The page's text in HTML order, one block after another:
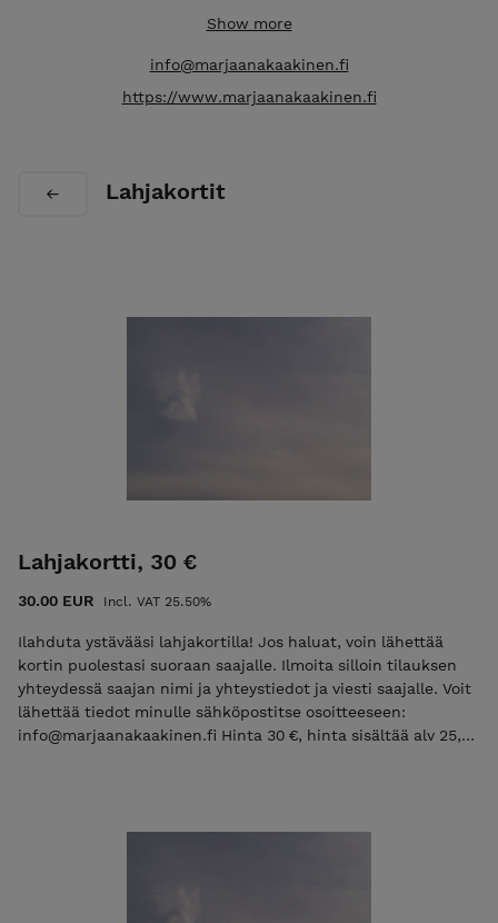
Meedioistuntoja, puhelimitse ja videopuheluna
e-kirjoja
Intiaaniopas-kortteja
Tervetuloa tutustumaan <3
Show more
info@marjaanakaakinen.fi
https://www.marjaanakaakinen.fi
Lahjakortit
Lahjakortti, 30 €
30.00 EUR Incl. VAT 25.50%
Ilahduta ystävääsi lahjakortilla! Jos haluat, voin lähettää
kortin puolestasi suoraan saajalle. Ilmoita silloin tilauksen
yhteydessä saajan nimi ja yhteystiedot ja viesti saajalle. Voit
lähettää tiedot minulle sähköpostitse osoitteeseen:
info@marjaanakaakinen.fi Hinta 30 €, hinta sisältää alv 25,5